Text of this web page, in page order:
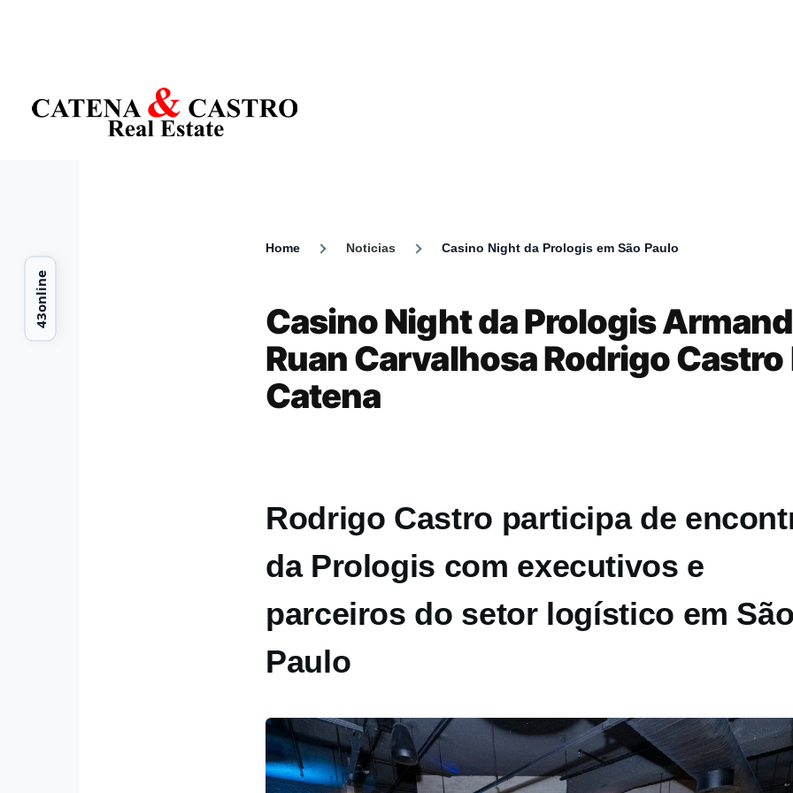
Home Noticias Casino Night da Prologis em São Paulo
Casino Night da Prologis
Ruan Carvalhosa Rodrigo Castro
Catena
Rodrigo Castro participa de
da Prologis com executivos e
parceiros do setor logístico em
Paulo